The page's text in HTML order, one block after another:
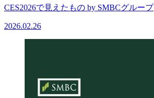
CES2026で見えたもの by SMBCグループ
2026.02.26